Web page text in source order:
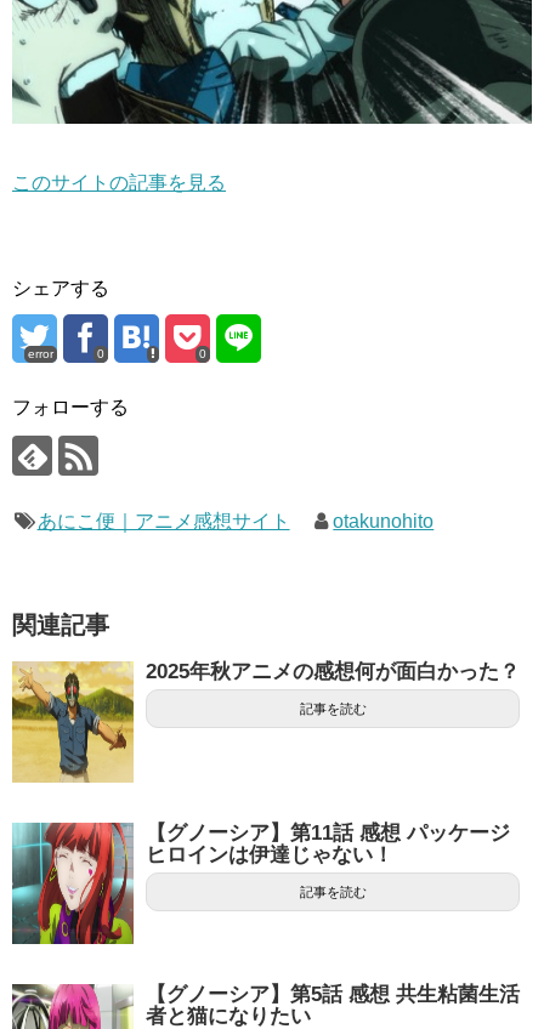
このサイトの記事を見る
シェアする
error 0 0
フォローする
あにこ便｜アニメ感想サイト otakunohito
関連記事
2025年秋アニメの感想何が面白かった？
記事を読む
【グノーシア】第11話 感想 パッケージ
ヒロインは伊達じゃない！
記事を読む
【グノーシア】第5話 感想 共生粘菌生活
者と猫になりたい